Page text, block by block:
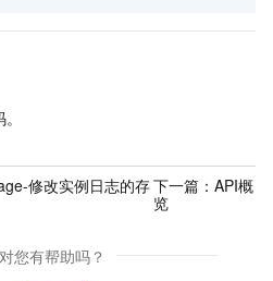
修改实例日志的存下一篇： API概
览
您有帮助吗？